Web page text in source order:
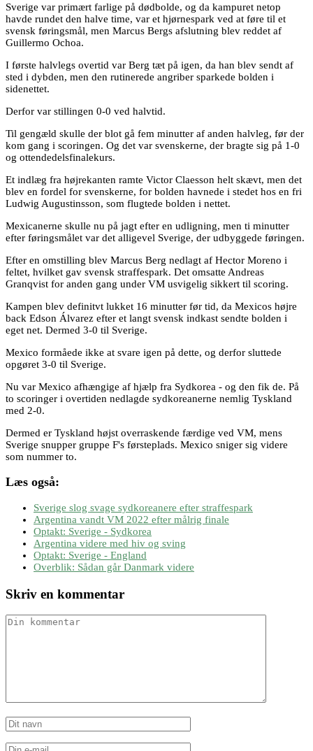
Sverige var primært farlige på dødbolde, og da kampuret netop
havde rundet den halve time, var et hjørnespark ved at føre til et
svensk føringsmål, men Marcus Bergs afslutning blev reddet af
Guillermo Ochoa.
I første halvlegs overtid var Berg tæt på igen, da han blev sendt af
sted i dybden, men den rutinerede angriber sparkede bolden i
sidenettet.
Derfor var stillingen 0-0 ved halvtid.
Til gengæld skulle der blot gå fem minutter af anden halvleg, før der
kom gang i scoringen. Og det var svenskerne, der bragte sig på 1-0
og ottendedelsfinalekurs.
Et indlæg fra højrekanten ramte Victor Claesson helt skævt, men det
blev en fordel for svenskerne, for bolden havnede i stedet hos en fri
Ludwig Augustinsson, som flugtede bolden i nettet.
Mexicanerne skulle nu på jagt efter en udligning, men ti minutter
efter føringsmålet var det alligevel Sverige, der udbyggede føringen.
Efter en omstilling blev Marcus Berg nedlagt af Hector Moreno i
feltet, hvilket gav svensk straffespark. Det omsatte Andreas
Granqvist for anden gang under VM usvigelig sikkert til scoring.
Kampen blev definitvt lukket 16 minutter før tid, da Mexicos højre
back Edson Álvarez efter et langt svensk indkast sendte bolden i
eget net. Dermed 3-0 til Sverige.
Mexico formåede ikke at svare igen på dette, og derfor sluttede
opgøret 3-0 til Sverige.
Nu var Mexico afhængige af hjælp fra Sydkorea - og den fik de. På
to scoringer i overtiden nedlagde sydkoreanerne nemlig Tyskland
med 2-0.
Dermed er Tyskland højst overraskende færdige ved VM, mens
Sverige snupper gruppe F's førsteplads. Mexico sniger sig videre
som nummer to.
Læs også:
Sverige slog svage sydkoreanere efter straffespark
Argentina vandt VM 2022 efter målrig finale
Optakt: Sverige - Sydkorea
Argentina videre med hiv og sving
Optakt: Sverige - England
Overblik: Sådan går Danmark videre
Skriv en kommentar